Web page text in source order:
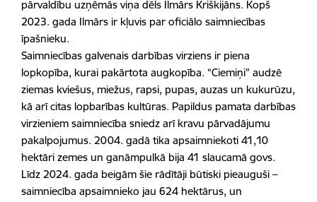
pārvaldību uzņēmās viņa dēls Ilmārs Kriškijāns. Kopš
2023. gada Ilmārs ir kļuvis par oficiālo saimniecības
īpašnieku.
Saimniecības galvenais darbības virziens ir piena
lopkopība, kurai pakārtota augkopība. “Ciemiņi” audzē
ziemas kviešus, miežus, rapsi, pupas, auzas un kukurūzu,
kā arī citas lopbarības kultūras. Papildus pamata darbības
virzieniem saimniecība sniedz arī kravu pārvadājumu
pakalpojumus. 2004. gadā tika apsaimniekoti 41,10
hektāri zemes un ganāmpulkā bija 41 slaucamā govs.
Līdz 2024. gada beigām šie rādītāji būtiski pieauguši –
saimniecība apsaimnieko jau 624 hektārus, un